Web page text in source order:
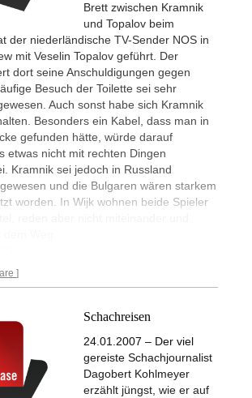
Brett zwischen Kramnik
und Topalov beim
der niederländische TV-Sender NOS in
mit Veselin Topalov geführt. Der
dort seine Anschuldigungen gegen
Besuch der Toilette sei sehr
Auch sonst habe sich Kramnik
Besonders ein Kabel, dass man in
gefunden hätte, würde darauf
etwas nicht mit rechten Dingen
Kramnik sei jedoch in Russland
und die Bulgaren wären starkem
worden. In Wijk wohnen beide Spieler
Schachreisen
24.01.2007 – Der viel
gereiste Schachjournalist
Dagobert Kohlmeyer
erzählt jüngst, wie er auf